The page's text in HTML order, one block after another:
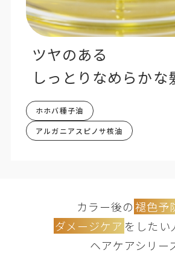
ツヤのある
しっとりなめらかな
ホホバ種子油
アルガニアスピノサ核油
カラー後の褪色予
ダメージケア をしたい
ヘアケアシリー